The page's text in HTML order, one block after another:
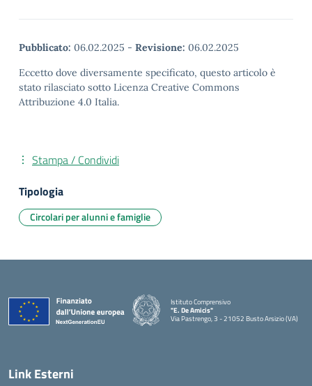
Pubblicato: 06.02.2025 - Revisione: 06.02.2025
Eccetto dove diversamente specificato, questo articolo è
stato rilasciato sotto Licenza Creative Commons
Attribuzione 4.0 Italia.
Stampa / Condividi
Tipologia
Circolari per alunni e famiglie
Istituto Comprensivo
"E. De Amicis"
Via Pastrengo, 3 - 21052 Busto Arsizio (VA)
Link Esterni